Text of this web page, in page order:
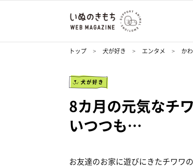
トップ 犬が好き エンタメ か
犬が好き
8カ月の元気なチ
いつつも…
お友達のお家に遊びにきたチワワ